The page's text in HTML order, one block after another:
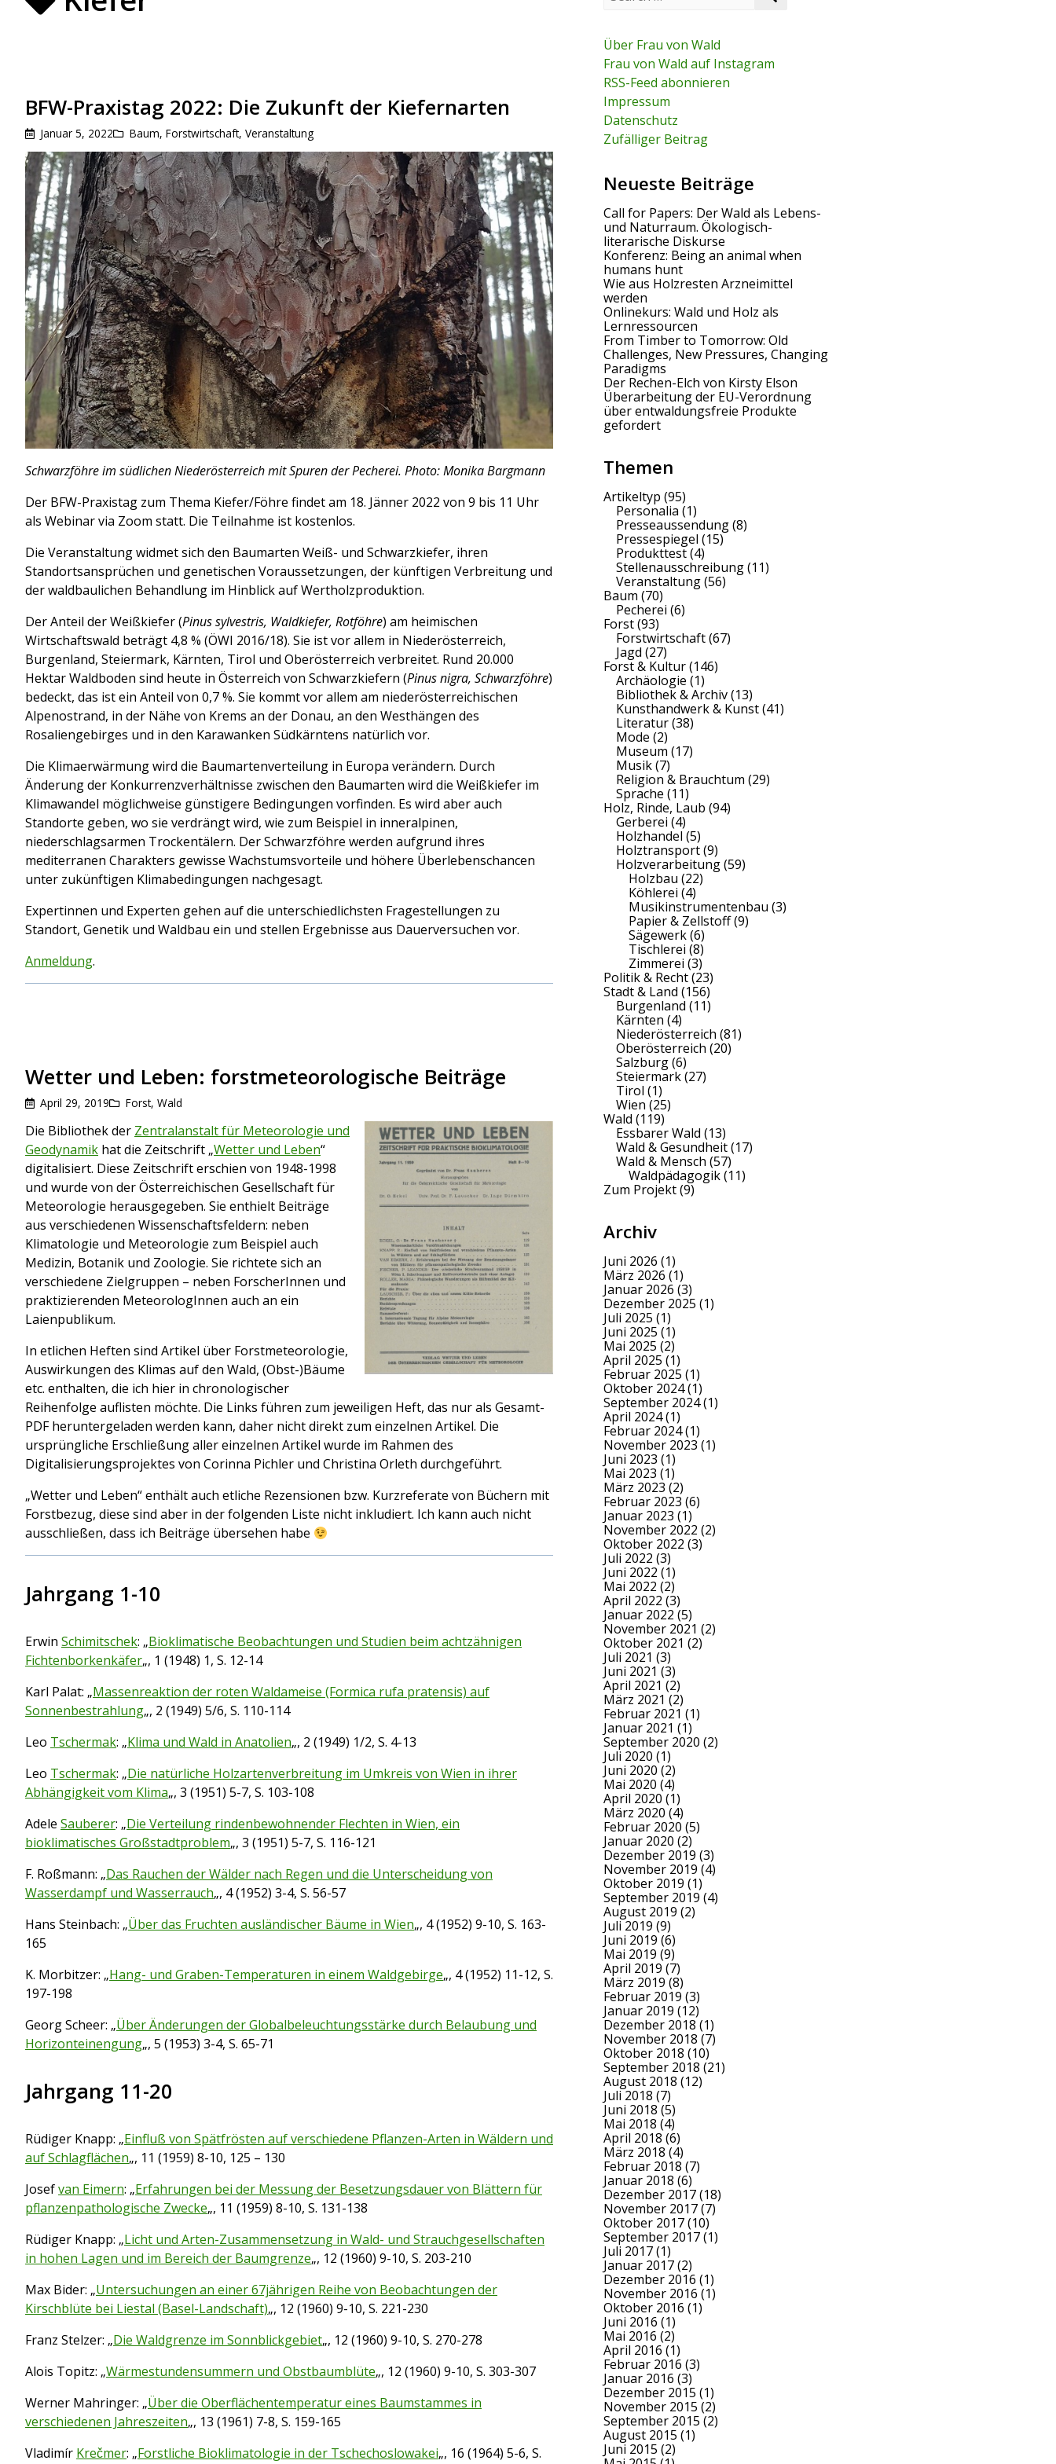
BFW-Praxistag 2022: Die Zukunft der Kiefernarten
Januar 5, 2022 Baum, Forstwirtschaft, Veranstaltung
Schwarzföhre im südlichen Niederösterreich mit Spuren der Pecherei. Photo: Monika Bargmann
Der BFW-Praxistag zum Thema Kiefer/Föhre findet am 18. Jänner 2022 von 9 bis 11 Uhr
als Webinar via Zoom statt. Die Teilnahme ist kostenlos.
Die Veranstaltung widmet sich den Baumarten Weiß- und Schwarzkiefer, ihren
Standortsansprüchen und genetischen Voraussetzungen, der künftigen Verbreitung und
der waldbaulichen Behandlung im Hinblick auf Wertholzproduktion.
Der Anteil der Weißkiefer (Pinus sylvestris, Waldkiefer, Rotföhre) am heimischen
Wirtschaftswald beträgt 4,8 % (ÖWI 2016/18). Sie ist vor allem in Niederösterreich,
Burgenland, Steiermark, Kärnten, Tirol und Oberösterreich verbreitet. Rund 20.000
Hektar Waldboden sind heute in Österreich von Schwarzkiefern (Pinus nigra, Schwarzföhre)
bedeckt, das ist ein Anteil von 0,7 %. Sie kommt vor allem am niederösterreichischen
Alpenostrand, in der Nähe von Krems an der Donau, an den Westhängen des
Rosaliengebirges und in den Karawanken Südkärntens natürlich vor.
Die Klimaerwärmung wird die Baumartenverteilung in Europa verändern. Durch
Änderung der Konkurrenzverhältnisse zwischen den Baumarten wird die Weißkiefer im
Klimawandel möglichweise günstigere Bedingungen vorfinden. Es wird aber auch
Standorte geben, wo sie verdrängt wird, wie zum Beispiel in inneralpinen,
niederschlagsarmen Trockentälern. Der Schwarzföhre werden aufgrund ihres
mediterranen Charakters gewisse Wachstumsvorteile und höhere Überlebenschancen
unter zukünftigen Klimabedingungen nachgesagt.
Expertinnen und Experten gehen auf die unterschiedlichsten Fragestellungen zu
Standort, Genetik und Waldbau ein und stellen Ergebnisse aus Dauerversuchen vor.
Anmeldung.
Wetter und Leben: forstmeteorologische Beiträge
April 29, 2019 Forst, Wald
Die Bibliothek der Zentralanstalt für Meteorologie und
Geodynamik hat die Zeitschrift „Wetter und Leben“
digitalisiert. Diese Zeitschrift erschien von 1948-1998
und wurde von der Österreichischen Gesellschaft für
Meteorologie herausgegeben. Sie enthielt Beiträge
aus verschiedenen Wissenschaftsfeldern: neben
Klimatologie und Meteorologie zum Beispiel auch
Medizin, Botanik und Zoologie. Sie richtete sich an
verschiedene Zielgruppen – neben ForscherInnen und
praktizierenden MeteorologInnen auch an ein
Laienpublikum.
In etlichen Heften sind Artikel über Forstmeteorologie,
Auswirkungen des Klimas auf den Wald, (Obst-)Bäume
etc. enthalten, die ich hier in chronologischer
Reihenfolge auflisten möchte. Die Links führen zum jeweiligen Heft, das nur als Gesamt-
PDF heruntergeladen werden kann, daher nicht direkt zum einzelnen Artikel. Die
ursprüngliche Erschließung aller einzelnen Artikel wurde im Rahmen des
Digitalisierungsprojektes von Corinna Pichler und Christina Orleth durchgeführt.
„Wetter und Leben“ enthält auch etliche Rezensionen bzw. Kurzreferate von Büchern mit
Forstbezug, diese sind aber in der folgenden Liste nicht inkludiert. Ich kann auch nicht
ausschließen, dass ich Beiträge übersehen habe
Jahrgang 1-10
Erwin Schimitschek: „Bioklimatische Beobachtungen und Studien beim achtzähnigen
Fichtenborkenkäfer„, 1 (1948) 1, S. 12-14
Karl Palat: „Massenreaktion der roten Waldameise (Formica rufa pratensis) auf
Sonnenbestrahlung„, 2 (1949) 5/6, S. 110-114
Leo Tschermak: „Klima und Wald in Anatolien„, 2 (1949) 1/2, S. 4-13
Leo Tschermak: „Die natürliche Holzartenverbreitung im Umkreis von Wien in ihrer
Abhängigkeit vom Klima„, 3 (1951) 5-7, S. 103-108
Adele Sauberer: „Die Verteilung rindenbewohnender Flechten in Wien, ein
bioklimatisches Großstadtproblem„, 3 (1951) 5-7, S. 116-121
F. Roßmann: „Das Rauchen der Wälder nach Regen und die Unterscheidung von
Wasserdampf und Wasserrauch„, 4 (1952) 3-4, S. 56-57
Hans Steinbach: „Über das Fruchten ausländischer Bäume in Wien„, 4 (1952) 9-10, S. 163-
165
K. Morbitzer: „Hang- und Graben-Temperaturen in einem Waldgebirge„, 4 (1952) 11-12, S.
197-198
Georg Scheer: „Über Änderungen der Globalbeleuchtungsstärke durch Belaubung und
Horizonteinengung„, 5 (1953) 3-4, S. 65-71
Jahrgang 11-20
Rüdiger Knapp: „Einfluß von Spätfrösten auf verschiedene Pflanzen-Arten in Wäldern und
auf Schlagflächen„, 11 (1959) 8-10, 125 – 130
Josefvan Eimern: „Erfahrungen bei der Messung der Besetzungsdauer von Blättern für
pflanzenpathologische Zwecke„, 11 (1959) 8-10, S. 131-138
Rüdiger Knapp: „Licht und Arten-Zusammensetzung in Wald- und Strauchgesellschaften
in hohen Lagen und im Bereich der Baumgrenze„, 12 (1960) 9-10, S. 203-210
Max Bider: „Untersuchungen an einer 67jährigen Reihe von Beobachtungen der
Kirschblüte bei Liestal (Basel-Landschaft)„, 12 (1960) 9-10, S. 221-230
Franz Stelzer: „Die Waldgrenze im Sonnblickgebiet„, 12 (1960) 9-10, S. 270-278
Alois Topitz: „Wärmestundensummern und Obstbaumblüte„, 12 (1960) 9-10, S. 303-307
Werner Mahringer: „Über die Oberflächentemperatur eines Baumstammes in
verschiedenen Jahreszeiten„, 13 (1961) 7-8, S. 159-165
Vladimír Krečmer: „Forstliche Bioklimatologie in der Tschechoslowakei„, 16 (1964) 5-6, S.
c
h
f
o
r
:
Über Frau von Wald
Frau von Wald auf Instagram
RSS-Feed abonnieren
Impressum
Datenschutz
Zufälliger Beitrag
Neueste Beiträge
Call for Papers: Der Wald als Lebens-
und Naturraum. Ökologisch-
literarische Diskurse
Konferenz: Being an animal when
humans hunt
Wie aus Holzresten Arzneimittel
werden
Onlinekurs: Wald und Holz als
Lernressourcen
From Timber to Tomorrow: Old
Challenges, New Pressures, Changing
Paradigms
Der Rechen-Elch von Kirsty Elson
Überarbeitung der EU-Verordnung
über entwaldungsfreie Produkte
gefordert
Themen
Artikeltyp (95)
Personalia (1)
Presseaussendung(8)
Pressespiegel (15)
Produkttest(4)
Stellenausschreibung(11)
Veranstaltung(56)
Baum (70)
Pecherei (6)
Forst(93)
Forstwirtschaft(67)
Jagd (27)
Forst & Kultur(146)
Archäologie (1)
Bibliothek & Archiv(13)
Kunsthandwerk & Kunst(41)
Literatur(38)
Mode (2)
Museum (17)
Musik(7)
Religion & Brauchtum (29)
Sprache (11)
Holz, Rinde, Laub (94)
Gerberei (4)
Holzhandel (5)
Holztransport(9)
Holzverarbeitung(59)
Holzbau (22)
Köhlerei (4)
Musikinstrumentenbau (3)
Papier & Zellstoff(9)
Sägewerk(6)
Tischlerei (8)
Zimmerei (3)
Politik & Recht(23)
Stadt & Land (156)
Burgenland (11)
Kärnten (4)
Niederösterreich (81)
Oberösterreich (20)
Salzburg(6)
Steiermark(27)
Tirol (1)
Wien (25)
Wald (119)
Essbarer Wald (13)
Wald & Gesundheit(17)
Wald & Mensch (57)
Waldpädagogik(11)
Zum Projekt(9)
Archiv
Juni 2026 (1)
März 2026 (1)
Januar 2026 (3)
Dezember 2025 (1)
Juli 2025 (1)
Juni 2025 (1)
Mai 2025 (2)
April 2025 (1)
Februar 2025 (1)
Oktober 2024(1)
September 2024(1)
April 2024(1)
Februar 2024(1)
November 2023 (1)
Juni 2023 (1)
Mai 2023 (1)
März 2023 (2)
Februar 2023 (6)
Januar 2023 (1)
November 2022 (2)
Oktober 2022 (3)
Juli 2022 (3)
Juni 2022 (1)
Mai 2022 (2)
April 2022 (3)
Januar 2022 (5)
November 2021 (2)
Oktober 2021 (2)
Juli 2021 (3)
Juni 2021 (3)
April 2021 (2)
März 2021 (2)
Februar 2021 (1)
Januar 2021 (1)
September 2020 (2)
Juli 2020 (1)
Juni 2020 (2)
Mai 2020 (4)
April 2020 (1)
März 2020 (4)
Februar 2020 (5)
Januar 2020 (2)
Dezember 2019 (3)
November 2019 (4)
Oktober 2019 (1)
September 2019 (4)
August 2019 (2)
Juli 2019 (9)
Juni 2019 (6)
Mai 2019 (9)
April 2019 (7)
März 2019 (8)
Februar 2019 (3)
Januar 2019 (12)
Dezember 2018 (1)
November 2018 (7)
Oktober 2018 (10)
September 2018 (21)
August 2018 (12)
Juli 2018 (7)
Juni 2018 (5)
Mai 2018 (4)
April 2018 (6)
März 2018 (4)
Februar 2018 (7)
Januar 2018 (6)
Dezember 2017(18)
November 2017(7)
Oktober 2017(10)
September 2017(1)
Juli 2017(1)
Januar 2017(2)
Dezember 2016 (1)
November 2016 (1)
Oktober 2016 (1)
Juni 2016 (1)
Mai 2016 (2)
April 2016 (1)
Februar 2016 (3)
Januar 2016 (3)
Dezember 2015 (1)
November 2015 (2)
September 2015 (2)
August 2015 (1)
Juni 2015 (2)